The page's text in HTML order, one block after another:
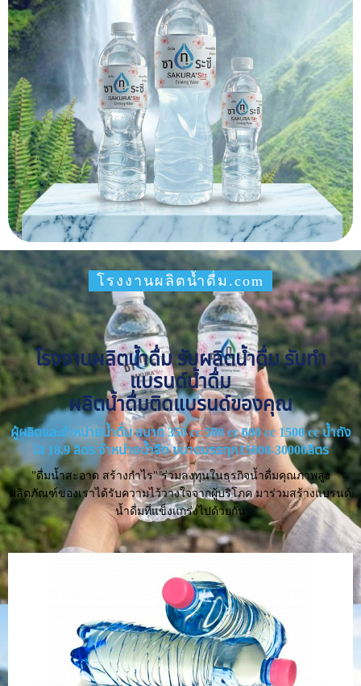
โรงงานผลิตน้ำดื่ม.com
โรงงานผลิตน้ำดื่ม รับผลิตน้ำดื่ม รับทำ
แบรนด์น้ำดื่ม
ผลิตน้ำดื่มติดแบรนด์ของคุณ
ผู้ผลิตและจำหน่ายน้ำดื่ม ขนาด 350 cc 500 cc 600 cc 1500 cc น้ำถัง
ใส 18.9 ลิตร จำหน่ายน้ำจืด ขนาดบรรทุก15000-30000ลิตร
"ดื่มน้ำสะอาด สร้างกำไร" ร่วมลงทุนในธุรกิจน้ำดื่มคุณภาพสูง
ผลิตภัณฑ์ของเราได้รับความไว้วางใจจากผู้บริโภค มาร่วมสร้างแบรนด์
น้ำดื่มที่แข็งแกร่งไปด้วยกัน